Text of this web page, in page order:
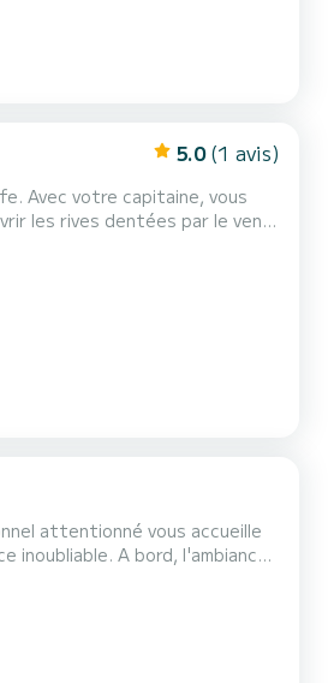
5.0 (1 avis)
Avec votre capitaine, vous
les rives dentées par le vent
Toutes l...
attentionné vous accueille
inoubliable. A bord, l'ambiance
que ce soit en prenant un